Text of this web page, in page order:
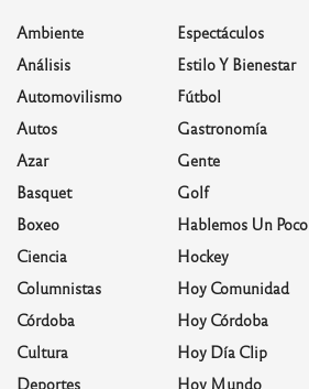
Ambiente
Análisis
Automovilismo
Autos
Azar
Basquet
Boxeo
Ciencia
Columnistas
Córdoba
Cultura
Deportes
Espectáculos
Estilo Y Bienestar
Fútbol
Gastronomía
Gente
Golf
Hablemos Un Poco
Hockey
Hoy Comunidad
Hoy Córdoba
Hoy Día Clip
Hoy Mundo